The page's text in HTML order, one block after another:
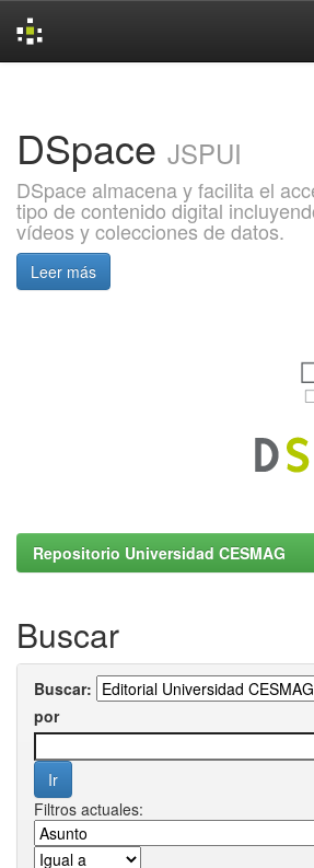
DSpace JSPUI
DSpace almacena y facilita el
tipo de contenido digital
vídeos y colecciones de datos.
Leer más
Repositorio Universidad CESMAG
Buscar
Buscar:
por
Filtros actuales: